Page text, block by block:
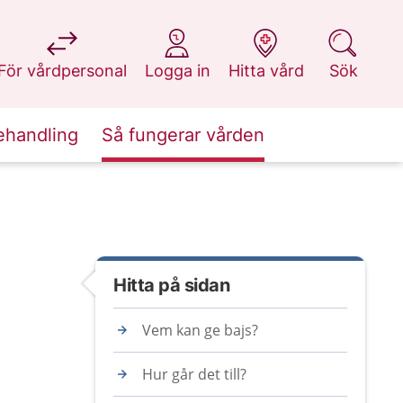
vårdpersonal
på 1177.se
Logga in
på 1177.se
Hitta vård
på 1177.se
Sök
på 1177.se
Så fungerar vården
Hitta på sidan
Vem kan ge bajs?
Hur går det till?